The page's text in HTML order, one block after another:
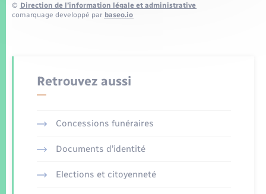
© Direction de l’information légale et administrative
comarquage developpé par baseo.io
Retrouvez aussi
Concessions funéraires
Documents d’identité
Elections et citoyenneté